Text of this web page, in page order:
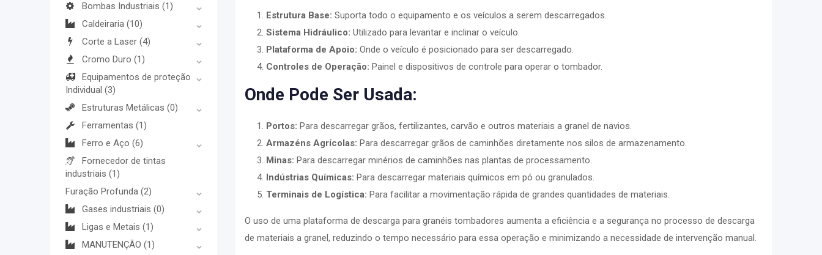
Bombas Industriais (1)
Caldeiraria (10)
Corte a Laser (4)
Cromo Duro (1)
Equipamentos de proteção
Individual (3)
Estruturas Metálicas (0)
Ferramentas (1)
Ferro e Aço (6)
Fornecedor de tintas
industriais (1)
Furação Profunda (2)
Gases industriais (0)
Ligas e Metais (1)
MANUTENÇÃO (1)
Estrutura Base: Suporta todo o equipamento e os veículos a serem descarregados.
Sistema Hidráulico: Utilizado para levantar e inclinar o veículo.
Plataforma de Apoio: Onde o veículo é posicionado para ser descarregado.
Controles de Operação: Painel e dispositivos de controle para operar o tombador.
Onde Pode Ser Usada:
Portos: Para descarregar grãos, fertilizantes, carvão e outros materiais a granel de navios.
Armazéns Agrícolas: Para descarregar grãos de caminhões diretamente nos silos de armazenamento.
Minas: Para descarregar minérios de caminhões nas plantas de processamento.
Indústrias Químicas: Para descarregar materiais químicos em pó ou granulados.
Terminais de Logística: Para facilitar a movimentação rápida de grandes quantidades de materiais.
O uso de uma plataforma de descarga para granéis tombadores aumenta a eficiência e a segurança no processo de descarga
de materiais a granel, reduzindo o tempo necessário para essa operação e minimizando a necessidade de intervenção manual.